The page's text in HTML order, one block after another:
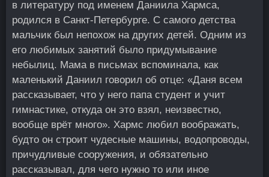
в литературу под именем Даниила Хармса,
родился в Санкт-Петербурге. С самого детства
мальчик был непохож на других детей. Одним из
его любимых занятий было придумывание
небылиц. Мама в письмах вспоминала, как
маленький Даниил говорил об отце: «Даня всем
рассказывает, что у него папа студент и учит
гимнастике, откуда он это взял, неизвестно,
вообще врёт много». Хармс любил воображать,
будто он строит чудесные машины, водопроводы,
причудливые сооружения, и обязательно
рассказывал, для чего нужно то или иное